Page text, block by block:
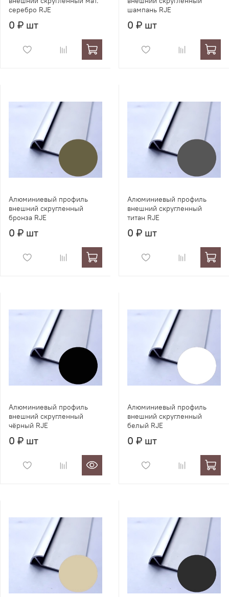
серебро RJE
0 ₽ шт
шампань RJE
0 ₽ шт
Алюминиевый профиль
внешний скругленный
бронза RJE
0 ₽ шт
Алюминиевый профиль
внешний скругленный
титан RJE
0 ₽ шт
Алюминиевый профиль
внешний скругленный
чёрный RJE
0 ₽ шт
Алюминиевый профиль
внешний скругленный
белый RJE
0 ₽ шт